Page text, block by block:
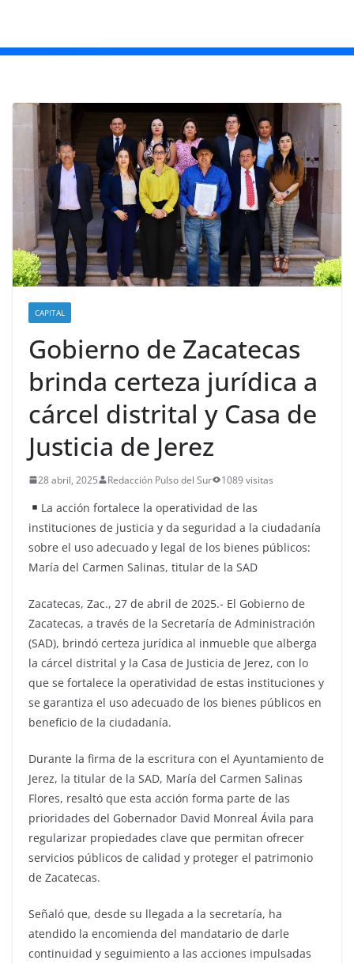
CAPITAL
Gobierno de Zacatecas
brinda certeza jurídica a
cárcel distrital y Casa de
Justicia de Jerez
28 abril, 2025 Redacción Pulso del Sur 1089 visitas
La acción fortalece la operatividad de las
instituciones de justicia y da seguridad a la ciudadanía
sobre el uso adecuado y legal de los bienes públicos:
María del Carmen Salinas, titular de la SAD
Zacatecas, Zac., 27 de abril de 2025.- El Gobierno de
Zacatecas, a través de la Secretaría de Administración
(SAD), brindó certeza jurídica al inmueble que alberga
la cárcel distrital y la Casa de Justicia de Jerez, con lo
que se fortalece la operatividad de estas instituciones y
se garantiza el uso adecuado de los bienes públicos en
beneficio de la ciudadanía.
Durante la firma de la escritura con el Ayuntamiento de
Jerez, la titular de la SAD, María del Carmen Salinas
Flores, resaltó que esta acción forma parte de las
prioridades del Gobernador David Monreal Ávila para
regularizar propiedades clave que permitan ofrecer
servicios públicos de calidad y proteger el patrimonio
de Zacatecas.
Señaló que, desde su llegada a la secretaría, ha
atendido la encomienda del mandatario de darle
continuidad y seguimiento a las acciones impulsadas